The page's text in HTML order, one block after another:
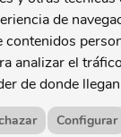
de
contenidos
analizar el
de donde
Configurar